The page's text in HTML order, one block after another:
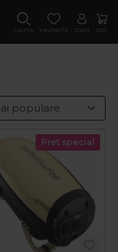
CAUTA FAVORITE CONT COS
Pret special